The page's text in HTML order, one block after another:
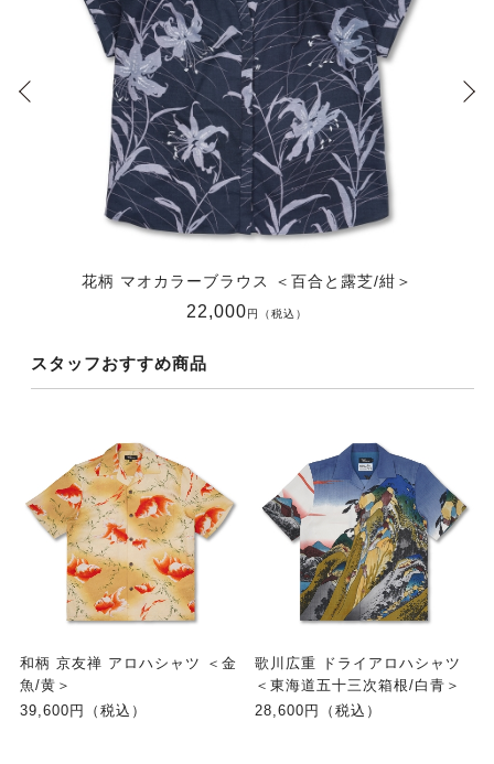
花柄 マオカラーブラウス ＜百合と露芝/紺＞
22,000円（税込）
スタッフおすすめ商品
和柄 京友禅 アロハシャツ ＜金
魚/黄＞
39,600円（税込）
歌川広重 ドライアロハシャツ
＜東海道五十三次箱根/白青＞
28,600円（税込）